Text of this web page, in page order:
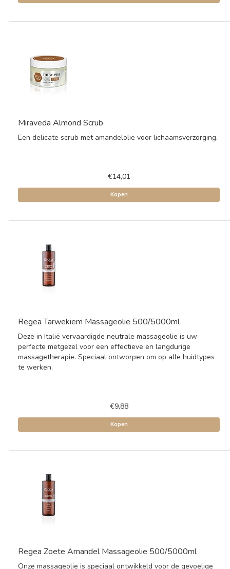
Miraveda Almond Scrub
Een delicate scrub met amandelolie voor lichaamsverzorging.
€14,01
Kopen
Regea Tarwekiem Massageolie 500/5000ml
Deze in Italië vervaardigde neutrale massageolie is uw
perfecte metgezel voor een effectieve en langdurige
massagetherapie. Speciaal ontworpen om op alle huidtypes
te werken,
€9,88
Kopen
Regea Zoete Amandel Massageolie 500/5000ml
Onze massageolie is speciaal ontwikkeld voor de gevoelige